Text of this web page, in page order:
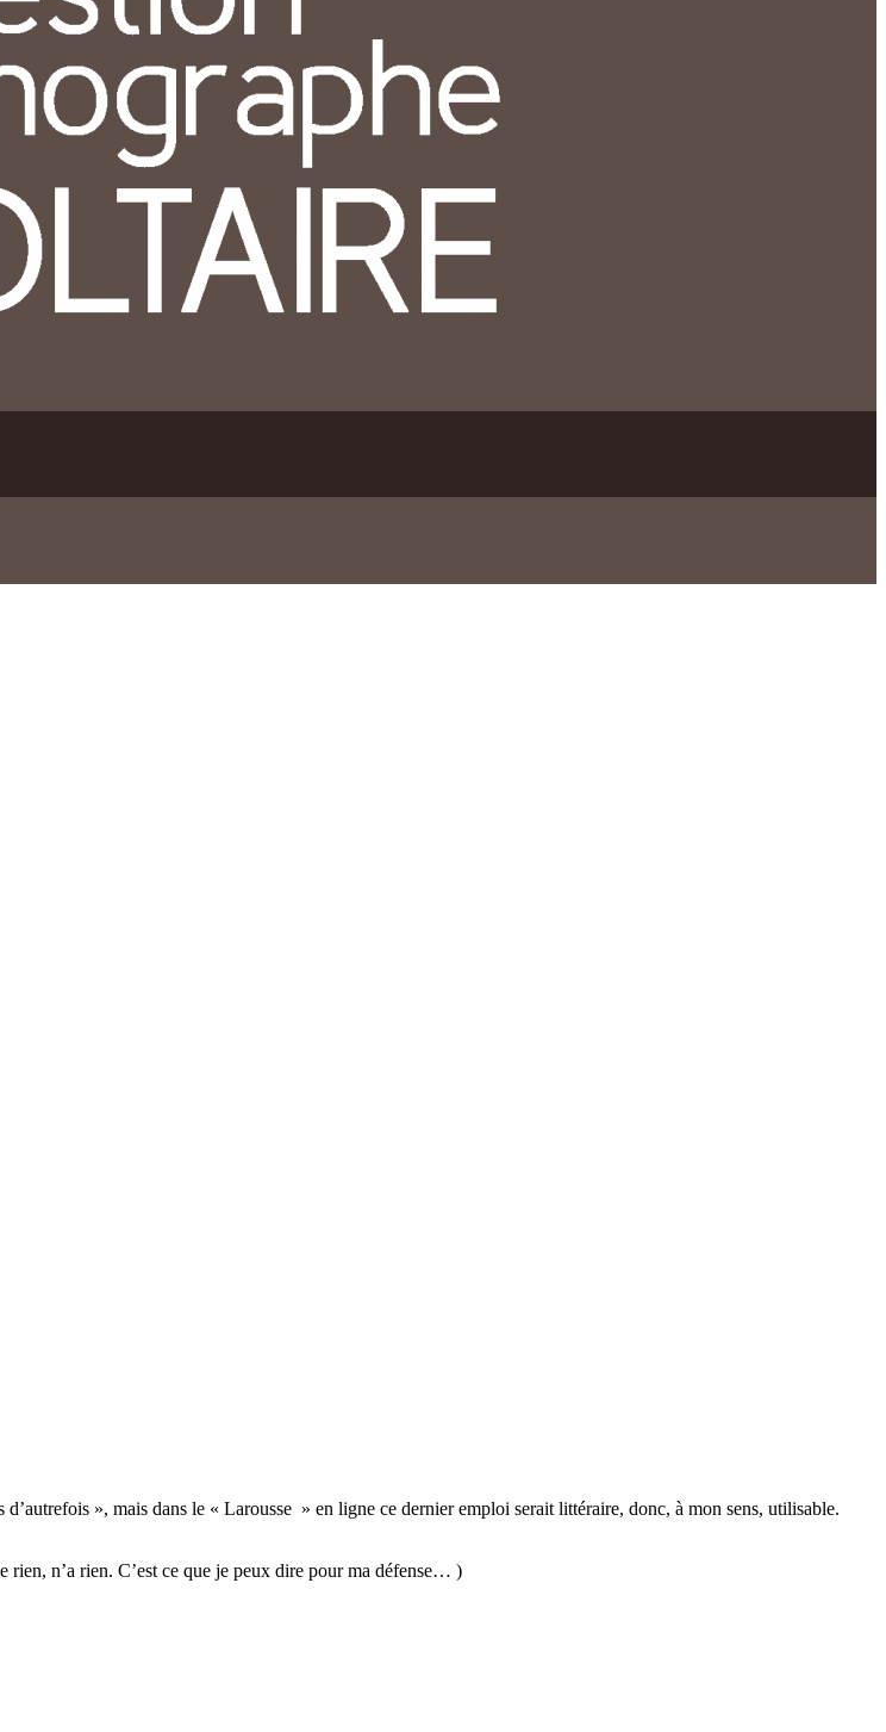
», mais dans le « Larousse » en ligne ce dernier emploi serait littéraire, donc, à mon sens, utilisable.
rien, n’a rien. C’est ce que je peux dire pour ma défense… )